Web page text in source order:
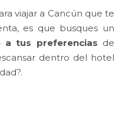
viajar a Cancún que te
es que busques un
a tus preferencias de
dentro del hotel